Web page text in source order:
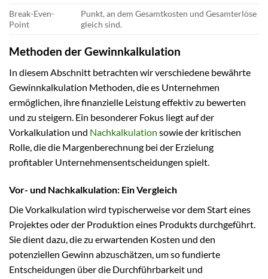
Break-Even-
Point
Punkt, an dem Gesamtkosten und Gesamterlöse
gleich sind.
Methoden der Gewinnkalkulation
In diesem Abschnitt betrachten wir verschiedene bewährte
Gewinnkalkulation Methoden, die es Unternehmen
ermöglichen, ihre finanzielle Leistung effektiv zu bewerten
und zu steigern. Ein besonderer Fokus liegt auf der
Vorkalkulation und Nachkalkulation sowie der kritischen
Rolle, die die Margenberechnung bei der Erzielung
profitabler Unternehmensentscheidungen spielt.
Vor- und Nachkalkulation: Ein Vergleich
Die Vorkalkulation wird typischerweise vor dem Start eines
Projektes oder der Produktion eines Produkts durchgeführt.
Sie dient dazu, die zu erwartenden Kosten und den
potenziellen Gewinn abzuschätzen, um so fundierte
Entscheidungen über die Durchführbarkeit und